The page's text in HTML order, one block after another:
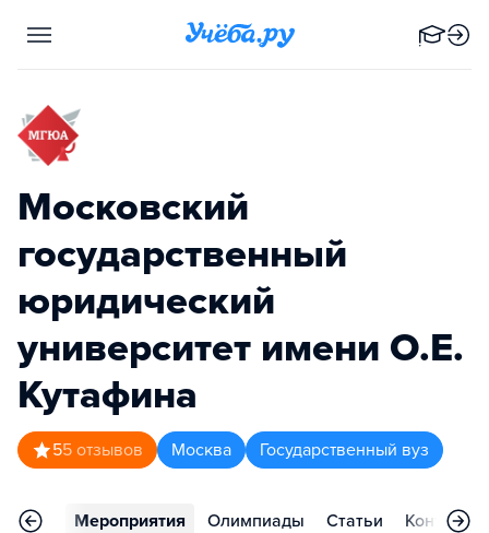
Московский
государственный
юридический
университет имени О.Е.
Кутафина
55 отзывов Москва Государственный вуз
Мероприятия Олимпиады Статьи Контакты